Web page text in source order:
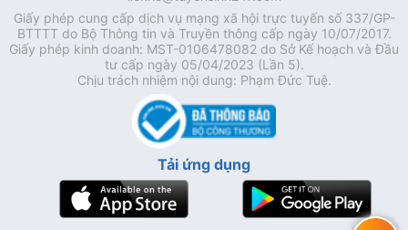
Giấy phép cung cấp dịch vụ mạng xã hội trực tuyến số 337/GP-
BTTTT do Bộ Thông tin và Truyền thông cấp ngày 10/07/2017.
Giấy phép kinh doanh: MST-0106478082 do Sở Kế hoạch và Đầu
tư cấp ngày 05/04/2023 (Lần 5).
Chịu trách nhiệm nội dung: Phạm Đức Tuệ.
Tải ứng dụng